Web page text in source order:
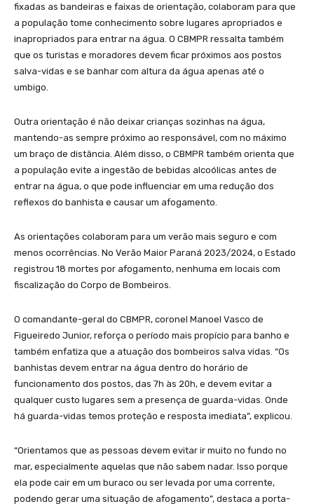
fixadas as bandeiras e faixas de orientação, colaboram para que
a população tome conhecimento sobre lugares apropriados e
inapropriados para entrar na água. O CBMPR ressalta também
que os turistas e moradores devem ficar próximos aos postos
salva-vidas e se banhar com altura da água apenas até o
umbigo.
Outra orientação é não deixar crianças sozinhas na água,
mantendo-as sempre próximo ao responsável, com no máximo
um braço de distância. Além disso, o CBMPR também orienta que
a população evite a ingestão de bebidas alcoólicas antes de
entrar na água, o que pode influenciar em uma redução dos
reflexos do banhista e causar um afogamento.
As orientações colaboram para um verão mais seguro e com
menos ocorrências. No Verão Maior Paraná 2023/2024, o Estado
registrou 18 mortes por afogamento, nenhuma em locais com
fiscalização do Corpo de Bombeiros.
O comandante-geral do CBMPR, coronel Manoel Vasco de
Figueiredo Junior, reforça o período mais propício para banho e
também enfatiza que a atuação dos bombeiros salva vidas. “Os
banhistas devem entrar na água dentro do horário de
funcionamento dos postos, das 7h às 20h, e devem evitar a
qualquer custo lugares sem a presença de guarda-vidas. Onde
há guarda-vidas temos proteção e resposta imediata”, explicou.
“Orientamos que as pessoas devem evitar ir muito no fundo no
mar, especialmente aquelas que não sabem nadar. Isso porque
ela pode cair em um buraco ou ser levada por uma corrente,
podendo gerar uma situação de afogamento”, destaca a porta-